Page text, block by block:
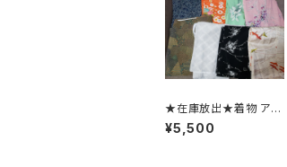
★在庫放出★着物 アソ
ート●大量/まとめ売り/
仕入れ/卸/福袋/着付
¥5,500